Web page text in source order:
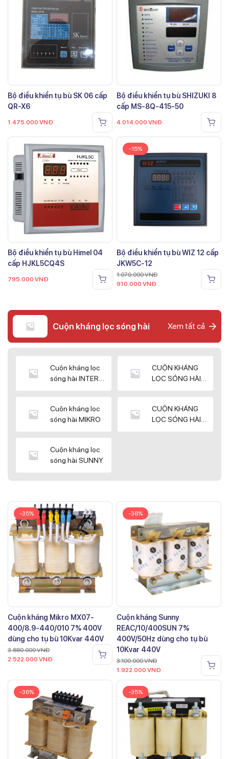
Bộ điều khiển tụ bù SK 06 cấp
QR-X6
1.475.000 VNĐ
Bộ điều khiển tụ bù SHIZUKI 8
cấp MS-8Q-415-50
4.014.000 VNĐ
Bộ điều khiển tụ bù Himel 04
cấp HJKL5CQ4S
795.000 VNĐ
-15%
Bộ điều khiển tụ bù WIZ 12 cấp
JKW5C-12
1.070.000VNĐ
910.000 VNĐ
Cuộn kháng lọc sóng hài Xem tất cả
Cuộn kháng lọc
sóng hài INTER
CUỘN KHÁNG
LỌC SÓNG HÀI
Cuộn kháng lọc
sóng hài MIKRO
CUỘN KHÁNG
LỌC SÓNG HÀI
Cuộn kháng lọc
sóng hài SUNNY
-35%
Cuộn kháng Mikro MX07-
400/8.9-440/010 7% 400V
dùng cho tụ bù 10Kvar 440V
3.880.000VNĐ
2.522.000 VNĐ
-38%
Cuộn kháng Sunny
REAC/10/400SUN 7%
400V/50Hz dùng cho tụ bù
10Kvar 440V
3.100.000VNĐ
1.922.000 VNĐ
-36% -35%